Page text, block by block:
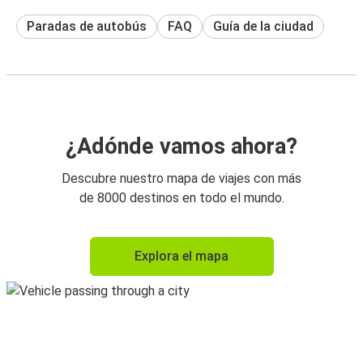
Paradas de autobús FAQ Guía de la ciudad
¿Adónde vamos ahora?
Descubre nuestro mapa de viajes con más
de 8000 destinos en todo el mundo.
Explora el mapa